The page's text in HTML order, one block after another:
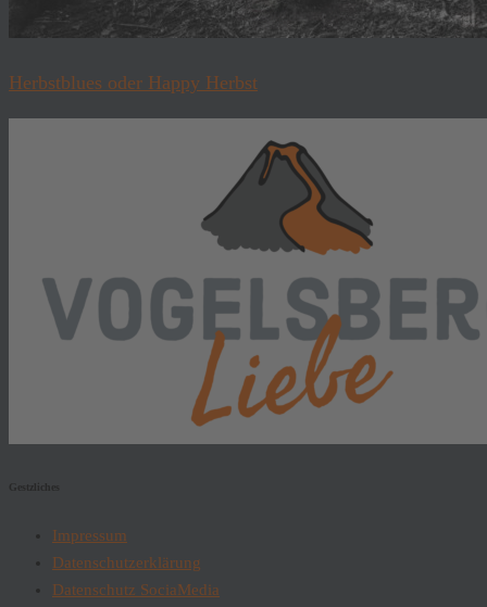
Herbstblues oder Happy Herbst
Gestzliches
Impressum
Datenschutzerklärung
Datenschutz SociaMedia